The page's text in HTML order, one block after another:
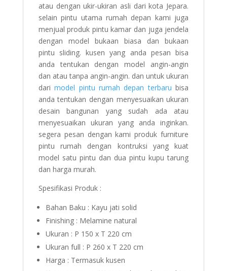
atau dengan ukir-ukiran asli dari kota Jepara.
selain pintu utama rumah depan kami juga
menjual produk pintu kamar dan juga jendela
dengan model bukaan biasa dan bukaan
pintu sliding. kusen yang anda pesan bisa
anda tentukan dengan model angin-angin
dan atau tanpa angin-angin. dan untuk ukuran
darimodel pintu rumah depan terbaru bisa
anda tentukan dengan menyesuaikan ukuran
desain bangunan yang sudah ada atau
menyesuaikan ukuran yang anda inginkan.
segera pesan dengan kami produk furniture
pintu rumah dengan kontruksi yang kuat
model satu pintu dan dua pintu kupu tarung
dan harga murah.
Spesifikasi Produk :
Bahan Baku : Kayu jati solid
Finishing : Melamine natural
Ukuran : P 150 x T 220 cm
Ukuran full : P 260 x T 220 cm
Harga : Termasuk kusen